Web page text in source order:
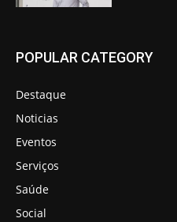
POPULAR CATEGORY
Destaque
Noticias
Eventos
Serviços
Saúde
Social